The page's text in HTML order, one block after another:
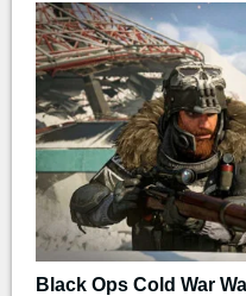
Black Ops Cold War